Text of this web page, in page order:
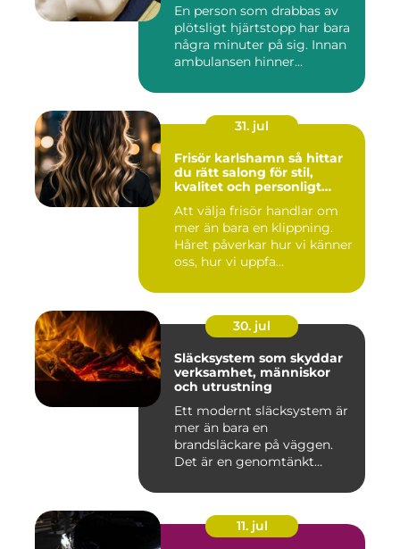
En person som drabbas av
plötsligt hjärtstopp har bara
några minuter på sig. Innan
ambulansen hinner...
31. jul
Frisör karlshamn så hittar
du rätt salong för stil,
kvalitet och personligt
Att välja frisör handlar om
mer än bara en klippning.
Håret påverkar hur vi känner
oss, hur vi uppfa...
30. jul
Släcksystem som skyddar
verksamhet, människor
och utrustning
Ett modernt släcksystem är
mer än bara en
brandsläckare på väggen.
Det är en genomtänkt
11. jul